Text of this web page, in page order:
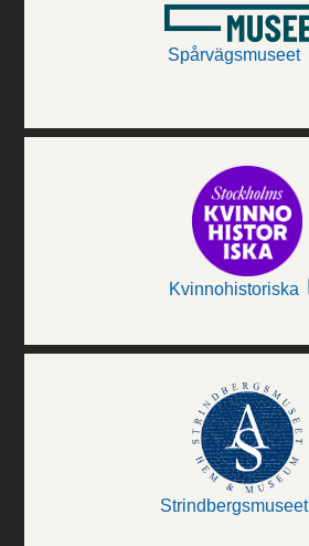
Spårvägsmuseet
Kvinnohistoriska
Strindbergsmuseet